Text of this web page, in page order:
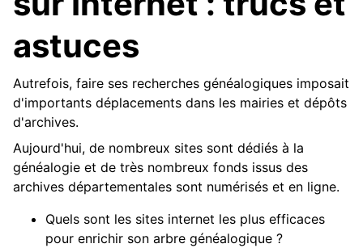
astuces
Autrefois, faire ses recherches généalogiques imposait
d'importants déplacements dans les mairies et dépôts
d'archives.
Aujourd'hui, de nombreux sites sont dédiés à la
généalogie et de très nombreux fonds issus des
archives départementales sont numérisés et en ligne.
Quels sont les sites internet les plus efficaces
pour enrichir son arbre généalogique ?